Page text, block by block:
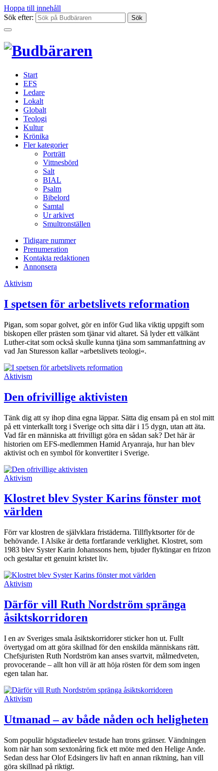
Hoppa till innehåll
Sök efter:
Start
EFS
Ledare
Lokalt
Globalt
Teologi
Kultur
Krönika
Fler kategorier
Porträtt
Vittnesbörd
Salt
BIAL
Psalm
Bibelord
Samtal
Ur arkivet
Smultronställen
Tidigare nummer
Prenumeration
Kontakta redaktionen
Annonsera
Aktivism
I spetsen för arbetslivets reformation
Pigan, som sopar golvet, gör en inför Gud lika viktig uppgift som
biskopen eller prästen som tjänar vid altaret. Så lyder ett välkänt
Luther-citat som också skulle kunna tjäna som sammanfattning av
vad Jan Sturesson kallar »arbetslivets teologi«.
Aktivism
Den ofrivillige aktivisten
Tänk dig att sy ihop dina egna läppar. Sätta dig ensam på en stol mitt
på ett vinterkallt torg i Sverige och sitta där i 15 dygn, utan att äta.
Vad får en människa att frivilligt göra en sådan sak? Det här är
historien om EFS-medlemmen Hamid Aryanraja, hur han blev
aktivist och en symbol för konvertiter i Sverige.
Aktivism
Klostret blev Syster Karins fönster mot
världen
Förr var klostren de självklara fristäderna. Tillflykts­orter för de
behövande. I Alsike är detta fortfarande verklighet. Klostret, som
1983 blev Syster Karin Johanssons hem, bjuder flyktingar en frizon
och gestaltar ett genuint kristet liv.
Aktivism
Därför vill Ruth Nordström spränga
åsiktskorridoren
I en av Sveriges smala åsiktskorridorer sticker hon ut. Fullt
övertygad om att göra skillnad för den enskilda människans rätt.
Chefsjuristen Ruth Nordström kan anses svartvit, målmedveten,
provocerande – allt hon vill är att höja rösten för dem som ingen
egen talan har.
Aktivism
Utmanad – av både nåden och heligheten
Som populär högstadieelev testade han trons gränser. Vändningen
kom när han som sextonåring fick ett möte med den Helige Ande.
Sedan dess har Olof Edsingers liv haft en annan riktning, han vill
göra skillnad på riktigt.